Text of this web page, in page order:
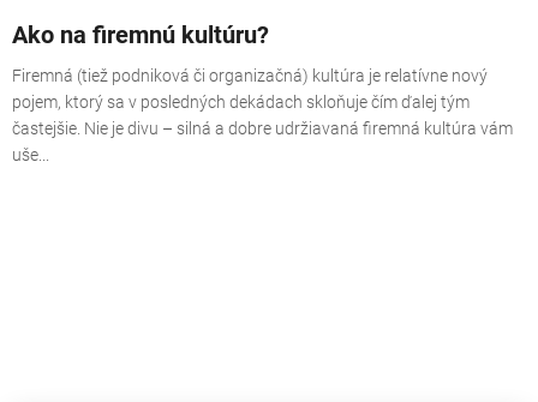
Ako na firemnú kultúru?
Firemná (tiež podniková či organizačná) kultúra je relatívne nový
pojem, ktorý sa v posledných dekádach skloňuje čím ďalej tým
častejšie. Nie je divu – silná a dobre udržiavaná firemná kultúra vám
uše...